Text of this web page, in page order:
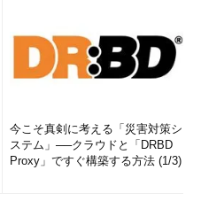
今こそ真剣に考える「災害対策シ
ステム」──クラウドと「DRBD
Proxy」ですぐ構築する方法 (1/3)